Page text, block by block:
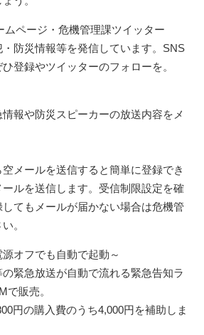
ページ・危機管理課ツイッター
防災情報等を発信しています。SNS
登録やツイッターのフォローを。
報や防災スピーカーの放送内容をメ
メールを送信すると簡単に登録でき
ルを送信します。受信制限設定を確
てもメールが届かない場合は危機管
。
オフでも自動で起動～
緊急放送が自動で流れる緊急告知ラ
で販売。
円の購入費のうち4,000円を補助しま